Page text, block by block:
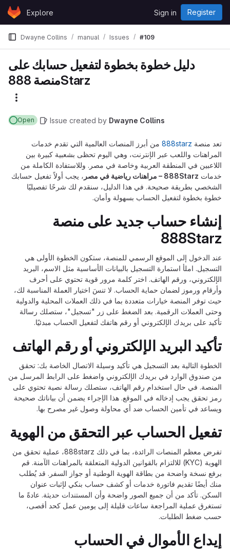
Skip to content
GitLabExplore Sign in Register
Dwayne Collins manual Issues #109
دليل خطوة بخطوة لتفعيل حسابك على
منصة 888Starz
Open Issue created by Dwayne Collins
تعد منصة 888starz من أبرز المنصات العالمية التي تقدم خدمات
المراهنات واللعب عبر الإنترنت، وهي اليوم تحظى بشعبية كبيرة بين
اللاعبين في المنطقة العربية وخاصة في مصر. وللاستفادة الكاملة من
خدمات 888Starz – مراهنات رياضية في مصر
، يجب أولاً تفعيل حسابك
الشخصي بطريقة صحيحة. في هذا الدليل، سنقدم لك شرحًا تفصيليًا
خطوة بخطوة لتفعيل الحساب بسهولة وأمان.
إنشاء حساب جديد على منصة
888Starz
عند الدخول إلى الموقع الرسمي للمنصة، ستكون الخطوة الأولى هي
التسجيل. املأ استمارة التسجيل بالبيانات الأساسية مثل الاسم، البريد
الإلكتروني، ورقم الهاتف. اختر كلمة مرور قوية تحتوي على أحرف
وأرقام ورموز لضمان حماية الحساب. لا تنسَ اختيار العملة المناسبة لك،
حيث توفر المنصة خيارات متعددة بما في ذلك العملات المحلية والدولية
وحتى العملات الرقمية. بعد الضغط على زر "تسجيل"، ستصلك رسالة
تأكيد على بريدك الإلكتروني أو رقم هاتفك لتفعيل الحساب مبدئيًا.
تأكيد البريد الإلكتروني أو رقم الهاتف
الخطوة التالية بعد التسجيل هي تأكيد وسيلة الاتصال الخاصة بك: تحقق
من صندوق الوارد في بريدك الإلكتروني واضغط على الرابط المرسل من
المنصة. في حال استخدام رقم الهاتف، ستصلك رسالة نصية تحتوي على
رمز تحقق يجب إدخاله في الموقع. هذا الإجراء يضمن أن بياناتك صحيحة
ويساعد في تأمين الحساب ضد أي محاولة وصول غير مصرح بها.
تفعيل الحساب عبر التحقق من الهوية
تفرض معظم المنصات الرائدة، بما في ذلك 888starz، عملية تحقق من
الهوية (KYC) للالتزام بالقوانين الدولية المتعلقة بالمراهنات الآمنة. قم
برفع نسخة واضحة من بطاقة الهوية الوطنية أو جواز السفر. قد يُطلب
منك أيضًا تقديم فاتورة خدمات أو كشف حساب بنكي لإثبات عنوان
السكن. تأكد من أن جميع الصور واضحة وأن المستندات حديثة. عادةً ما
تستغرق عملية المراجعة ساعات قليلة إلى يومين عمل كحد أقصى،
حسب ضغط الطلبات.
إيداع الأموال في الحساب